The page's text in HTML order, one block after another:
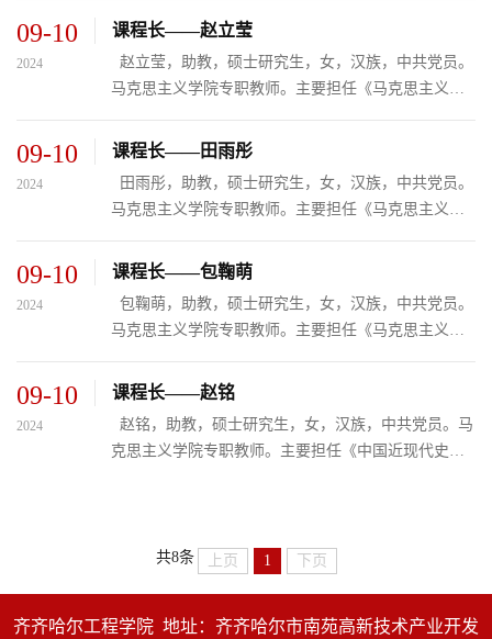
国特色社会主义理论体系概论》、《生涯发展》、
《人生与哲学》、《军事理...
09-10
2024
课程长——赵立莹
赵立莹，助教，硕士研究生，女，汉族，中共党员。
马克思主义学院专职教师。主要担任《马克思主义基
09-10
2024
课程长——田雨彤
​ 田雨彤，助教，硕士研究生，女，汉族，中共党员。
马克思主义学院专职教师。主要担任《马克思主义基
段：主持并参与校级课题1项。获奖经历如下： 2022
09-10
2024
课程长——包鞠萌
包鞠萌，助教，硕士研究生，女，汉族，中共党员。
马克思主义学院专职教师。主要担任《马克思主义基
09-10
2024
课程长——赵铭
赵铭，助教，硕士研究生，女，汉族，中共党员。马
克思主义学院专职教师。主要担任《中国近现代史纲
共8条
上页 1 下页
齐齐哈尔工程学院 地址：齐齐哈尔市南苑高新技术产业开发